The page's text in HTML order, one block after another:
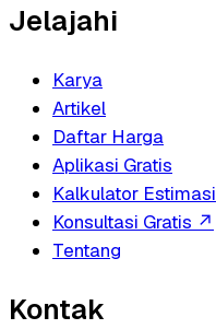
Jelajahi
Karya
Artikel
Daftar Harga
Aplikasi Gratis
Kalkulator Estimasi
Konsultasi Gratis ↗
Tentang
Kontak